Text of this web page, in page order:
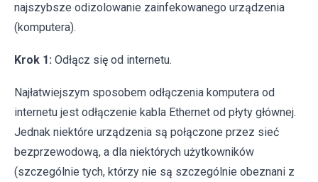
najszybsze odizolowanie zainfekowanego urządzenia
(komputera).
Krok 1: Odłącz się od internetu.
Najłatwiejszym sposobem odłączenia komputera od
internetu jest odłączenie kabla Ethernet od płyty głównej.
Jednak niektóre urządzenia są połączone przez sieć
bezprzewodową, a dla niektórych użytkowników
(szczególnie tych, którzy nie są szczególnie obeznani z